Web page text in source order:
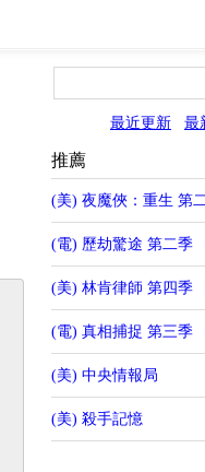
最近更新 最
推薦
(美) 夜魔俠：重生 第
(電) 歷劫驚途 第二季
(美) 林肯律師 第四季
(電) 真相捕捉 第三季
(美) 中央情報局
(美) 殺手記憶